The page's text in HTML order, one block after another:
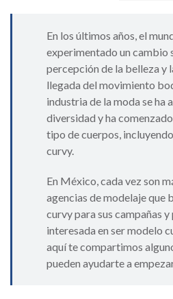
En los últimos años, el
experimentado un cambio
percepción de la belleza y
llegada del movimiento
industria de la moda se ha
diversidad y ha
tipo de cuerpos,
curvy.
En México, cada vez son
agencias de modelaje que
curvy para sus campañas y
interesada en ser modelo
aquí te compartimos
pueden ayudarte a